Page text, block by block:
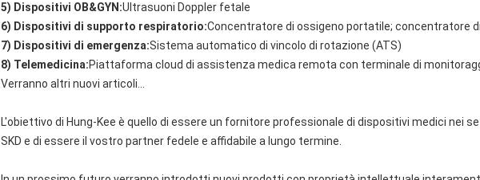
5) Dispositivi OB&GYN:Ultrasuoni Doppler fetale
6) Dispositivi di supporto respiratorio:Concentratore di ossigeno portatile; concentratore
7) Dispositivi di emergenza:Sistema automatico di vincolo di rotazione (ATS)
8) Telemedicina:Piattaforma cloud di assistenza medica remota con terminale di
Verranno altri nuovi articoli...
L'obiettivo di Hung-Kee è quello di essere un fornitore professionale di dispositivi medici nei
SKD e di essere il vostro partner fedele e affidabile a lungo termine.